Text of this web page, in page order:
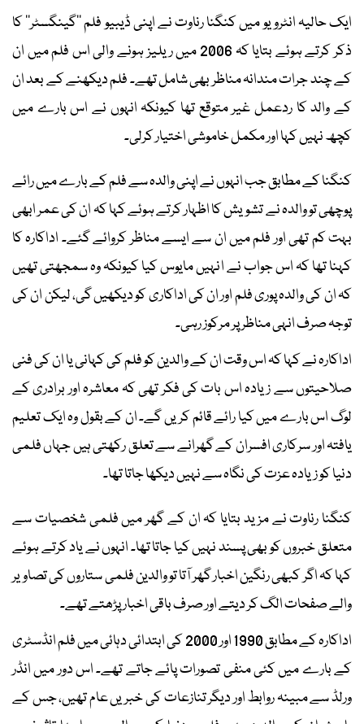
ایک حالیہ انٹرویو میں کنگنا رناوت نے اپنی ڈیبیو فلم ’’گینگسٹر‘‘ کا
ذکر کرتے ہوئے بتایا کہ 2006 میں ریلیز ہونے والی اس فلم میں ان
کے چند جرات مندانہ مناظر بھی شامل تھے۔ فلم دیکھنے کے بعد ان
کے والد کا ردعمل غیر متوقع تھا کیونکہ انہوں نے اس بارے میں
کچھ نہیں کہا اور مکمل خاموشی اختیار کرلی۔
کنگنا کے مطابق جب انہوں نے اپنی والدہ سے فلم کے بارے میں رائے
پوچھی تو والدہ نے تشویش کا اظہار کرتے ہوئے کہا کہ ان کی عمر ابھی
بہت کم تھی اور فلم میں ان سے ایسے مناظر کروائے گئے۔ اداکارہ کا
کہنا تھا کہ اس جواب نے انہیں مایوس کیا کیونکہ وہ سمجھتی تھیں
کہ ان کی والدہ پوری فلم اور ان کی اداکاری کو دیکھیں گی، لیکن ان کی
توجہ صرف انہی مناظر پر مرکوز رہی۔
اداکارہ نے کہا کہ اس وقت ان کے والدین کو فلم کی کہانی یا ان کی فنی
صلاحیتوں سے زیادہ اس بات کی فکر تھی کہ معاشرہ اور برادری کے
لوگ اس بارے میں کیا رائے قائم کریں گے۔ ان کے بقول وہ ایک تعلیم
یافتہ اور سرکاری افسران کے گھرانے سے تعلق رکھتی ہیں جہاں فلمی
دنیا کو زیادہ عزت کی نگاہ سے نہیں دیکھا جاتا تھا۔
کنگنا رناوت نے مزید بتایا کہ ان کے گھر میں فلمی شخصیات سے
متعلق خبروں کو بھی پسند نہیں کیا جاتا تھا۔ انہوں نے یاد کرتے ہوئے
کہا کہ اگر کبھی رنگین اخبار گھر آتا تو والدین فلمی ستاروں کی تصاویر
والے صفحات الگ کر دیتے اور صرف باقی اخبار پڑھتے تھے۔
اداکارہ کے مطابق 1990 اور 2000 کی ابتدائی دہائی میں فلم انڈسٹری
کے بارے میں کئی منفی تصورات پائے جاتے تھے۔ اس دور میں انڈر
ورلڈ سے مبینہ روابط اور دیگر تنازعات کی خبریں عام تھیں، جس کے